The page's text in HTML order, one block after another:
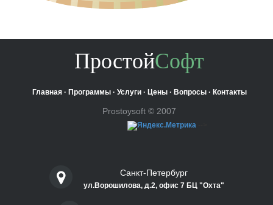
ПростойСофт
Главная· Программы· Услуги· Цены· Вопросы· Контакты
Prostoysoft © 2007
Санкт-Петербург
ул.Ворошилова, д.2, офис 7 БЦ "Охта"